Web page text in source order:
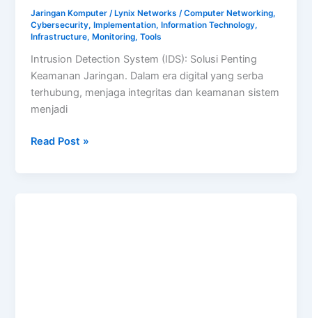
Jaringan Komputer /Lynix Networks /Computer Networking,
Cybersecurity,Implementation,Information Technology,
Infrastructure,Monitoring,Tools
Intrusion Detection System (IDS): Solusi Penting
Keamanan Jaringan. Dalam era digital yang serba
terhubung, menjaga integritas dan keamanan sistem
menjadi
Intrusion
Read Post »